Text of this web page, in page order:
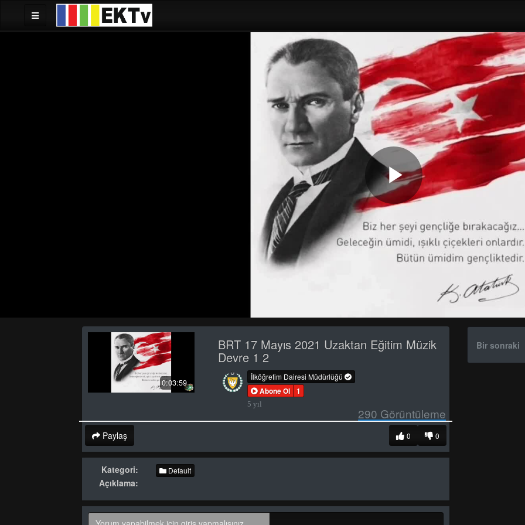
Play
Video
0:03:59
BRT 17 Mayıs 2021 Uzaktan Eğitim Müzik
Devre 1 2
İlköğretim Dairesi Müdürlüğü
Abone Ol 1
5 yıl
290 Görüntüleme
Paylaş 0
0
Kategori: Default
Açıklama:
Bir sonraki